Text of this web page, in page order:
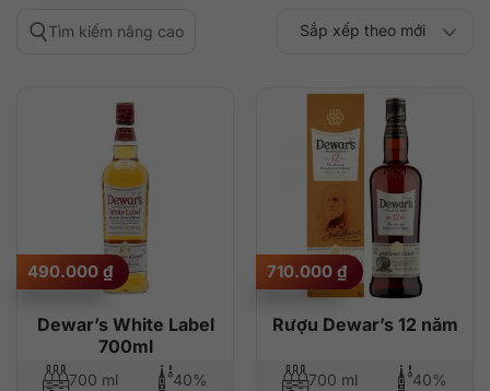
Tìm kiếm nâng cao Sắp xếp theo
độ phổ biến
Sắp xếp theo mới
thấp đến cao
cao đến thấp
Dewar’s White Label
700ml
490.000 ₫
700 ml 40%
Rượu Dewar’s 12 năm
710.000 ₫
700 ml 40%